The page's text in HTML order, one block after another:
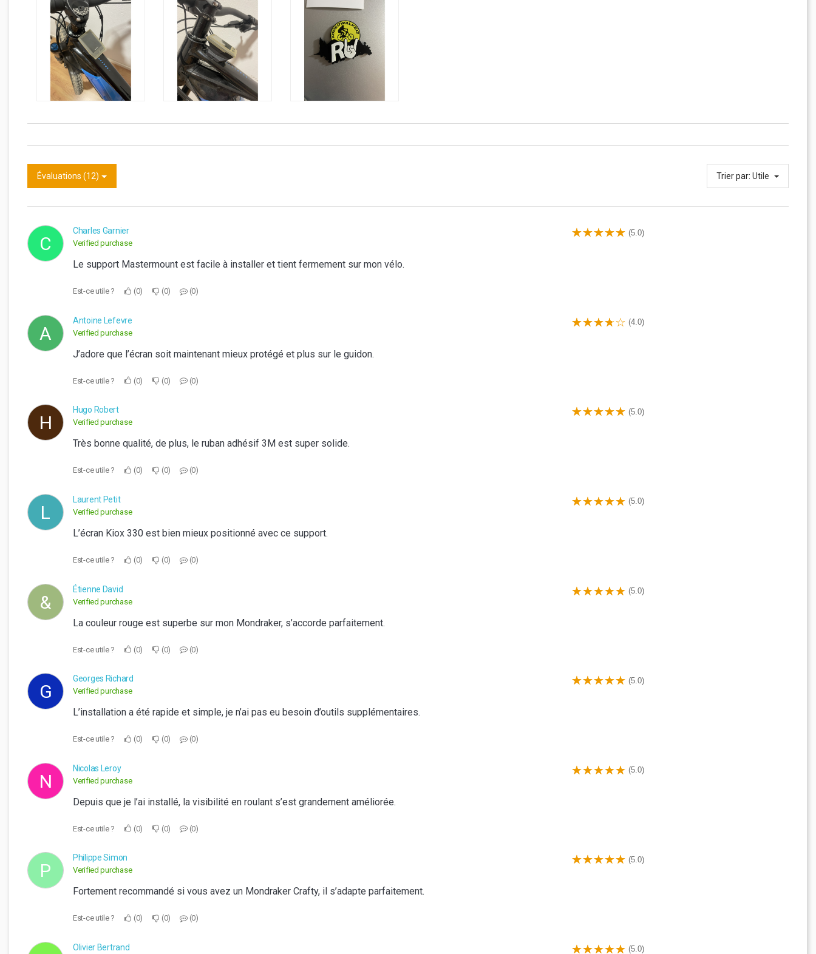
Évaluations (12) Trier par: Utile
C
Charles Garnier
Verified purchase
(5.0)
Le support Mastermount est facile à installer et tient fermement sur mon vélo.
Est-ce utile ? 0 0 0
A
Antoine Lefevre
Verified purchase
(4.0)
J’adore que l’écran soit maintenant mieux protégé et plus sur le guidon.
Est-ce utile ? 0 0 0
H
Hugo Robert
Verified purchase
(5.0)
Très bonne qualité, de plus, le ruban adhésif 3M est super solide.
Est-ce utile ? 0 0 0
L
Laurent Petit
Verified purchase
(5.0)
L’écran Kiox 330 est bien mieux positionné avec ce support.
Est-ce utile ? 0 0 0
&
Étienne David
Verified purchase
(5.0)
La couleur rouge est superbe sur mon Mondraker, s’accorde parfaitement.
Est-ce utile ? 0 0 0
G
Georges Richard
Verified purchase
(5.0)
L’installation a été rapide et simple, je n’ai pas eu besoin d’outils supplémentaires.
Est-ce utile ? 0 0 0
N
Nicolas Leroy
Verified purchase
(5.0)
Depuis que je l’ai installé, la visibilité en roulant s’est grandement améliorée.
Est-ce utile ? 0 0 0
P
Philippe Simon
Verified purchase
(5.0)
Fortement recommandé si vous avez un Mondraker Crafty, il s’adapte parfaitement.
Est-ce utile ? 0 0 0
Olivier Bertrand (5.0)